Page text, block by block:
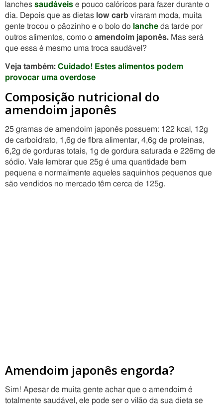
lanches saudáveis e pouco calóricos para fazer durante o
dia. Depois que as dietas low carb viraram moda, muita
gente trocou o pãozinho e o bolo do lanche da tarde por
outros alimentos, como o amendoim japonês. Mas será
que essa é mesmo uma troca saudável?
Veja também: Cuidado! Estes alimentos podem
provocar uma overdose
Composição nutricional do
amendoim japonês
25 gramas de amendoim japonês possuem: 122 kcal, 12g
de carboidrato, 1,6g de fibra alimentar, 4,6g de proteínas,
6,2g de gorduras totais, 1g de gordura saturada e 226mg de
sódio. Vale lembrar que 25g é uma quantidade bem
pequena e normalmente aqueles saquinhos pequenos que
são vendidos no mercado têm cerca de 125g.
Amendoim japonês engorda?
Sim! Apesar de muita gente achar que o amendoim é
totalmente saudável, ele pode ser o vilão da sua dieta se